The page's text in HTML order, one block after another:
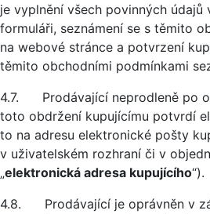
je vyplnění všech povinných údajů
formuláři, seznámení se s těmito
na webové stránce a potvrzení
těmito obchodními podmínkami
4.7. Prodávající neprodleně po
toto obdržení kupujícímu potvrdí
to na adresu elektronické pošty
v uživatelském rozhraní či v
„elektronická adresa kupujícího“).
4.8. Prodávající je oprávněn v